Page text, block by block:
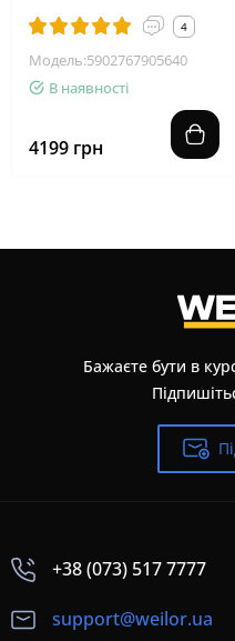
4
Модель:5902767905640
В наявності
4199 грн
Бажаєте бути в
+38 (073) 517 7777
support@weilor.ua